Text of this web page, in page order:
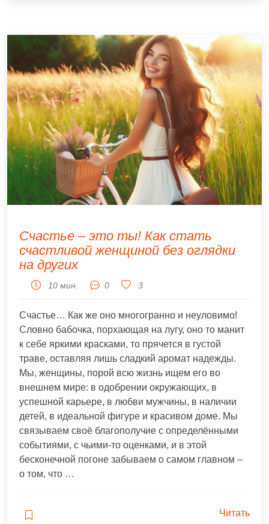
Счастье – это ты! Как стать
счастливой женщиной без оглядки
на других
10 мин. 0 3
Счастье… Как же оно многогранно и неуловимо!
Словно бабочка, порхающая на лугу, оно то манит
к себе яркими красками, то прячется в густой
траве, оставляя лишь сладкий аромат надежды.
Мы, женщины, порой всю жизнь ищем его во
внешнем мире: в одобрении окружающих, в
успешной карьере, в любви мужчины, в наличии
детей, в идеальной фигуре и красивом доме. Мы
связываем своё благополучие с определёнными
событиями, с чьими-то оценками, и в этой
бесконечной погоне забываем о самом главном –
о том, что …
Читать